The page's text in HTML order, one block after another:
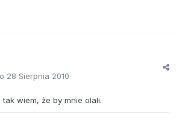
28 Sierpnia 2010
wiem, że by mnie olali.